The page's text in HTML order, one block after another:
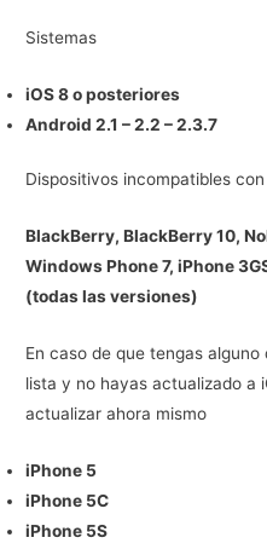
Sistemas
iOS 8 o posteriores
Android 2.1 – 2.2 – 2.3.7
Dispositivos incompatibles
BlackBerry, BlackBerry 10,
Windows Phone 7, iPhone
(todas las versiones)
En caso de que tengas
lista y no hayas actualizado a
actualizar ahora mismo
iPhone 5
iPhone 5C
iPhone 5S